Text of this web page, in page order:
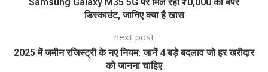
डिस्काउंट, जानिए क्या है खास
next post
2025 में जमीन रजिस्ट्री के नए नियम: जानें 4 बड़े बदलाव जो हर खरीदार
को जानना चाहिए